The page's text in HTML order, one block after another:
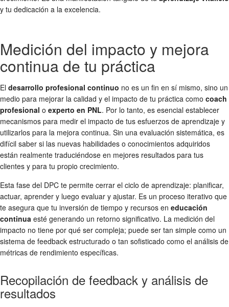
y tu dedicación a la excelencia.
Medición del impacto y mejora
continua de tu práctica
El desarrollo profesional continuo no es un fin en sí mismo, sino un
medio para mejorar la calidad y el impacto de tu práctica como coach
profesional o experto en PNL. Por lo tanto, es esencial establecer
mecanismos para medir el impacto de tus esfuerzos de aprendizaje y
utilizarlos para la mejora continua. Sin una evaluación sistemática, es
difícil saber si las nuevas habilidades o conocimientos adquiridos
están realmente traduciéndose en mejores resultados para tus
clientes y para tu propio crecimiento.
Esta fase del DPC te permite cerrar el ciclo de aprendizaje: planificar,
actuar, aprender y luego evaluar y ajustar. Es un proceso iterativo que
te asegura que tu inversión de tiempo y recursos en educación
continua esté generando un retorno significativo. La medición del
impacto no tiene por qué ser compleja; puede ser tan simple como un
sistema de feedback estructurado o tan sofisticado como el análisis de
métricas de rendimiento específicas.
Recopilación de feedback y análisis de
resultados